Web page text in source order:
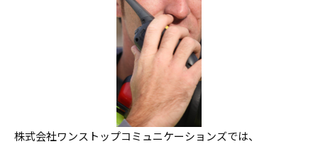
株式会社ワンストップコミュニケーションズでは、